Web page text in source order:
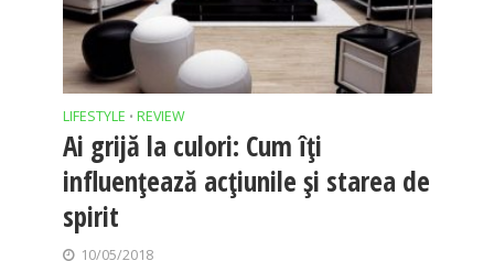
LIFESTYLE • REVIEW
Ai grijă la culori: Cum îţi
influenţează acţiunile şi starea de
spirit
10/05/2018